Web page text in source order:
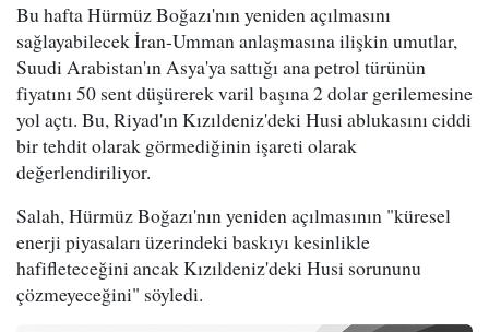
Bu hafta Hürmüz Boğazı'nın yeniden açılmasını
sağlayabilecek İran-Umman anlaşmasına ilişkin umutlar,
Suudi Arabistan'ın Asya'ya sattığı ana petrol türünün
fiyatını 50 sent düşürerek varil başına 2 dolar gerilemesine
yol açtı. Bu, Riyad'ın Kızıldeniz'deki Husi ablukasını ciddi
bir tehdit olarak görmediğinin işareti olarak
değerlendiriliyor.
Salah, Hürmüz Boğazı'nın yeniden açılmasının "küresel
enerji piyasaları üzerindeki baskıyı kesinlikle
hafifleteceğini ancak Kızıldeniz'deki Husi sorununu
çözmeyeceğini" söyledi.